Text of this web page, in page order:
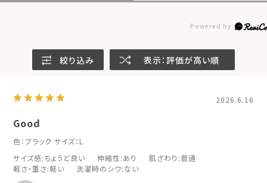
絞り込み 表示：評価が高い順
2026.6.16
Good
色：ブラック サイズ：L
サイズ感:ちょうど良い 伸縮性:あり 肌ざわり :普通
軽さ・重さ:軽い 洗濯時のシワ:ない